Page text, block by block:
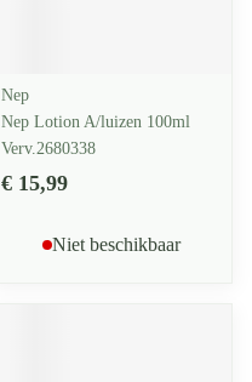
Nep
Nep Lotion A/luizen 100ml
Verv.2680338
€ 15,99
Niet beschikbaar